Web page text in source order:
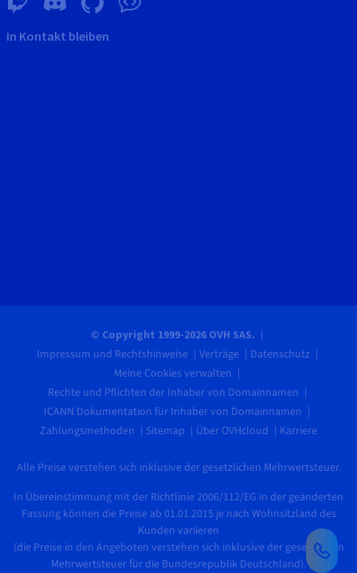
In Kontakt bleiben
© Copyright 1999-2026 OVH SAS.
Impressum und Rechtshinweise Verträge
Datenschutz
Meine Cookies verwalten
Rechte und Pflichten der Inhaber von Domainnamen
ICANN Dokumentation für Inhaber von Domainnamen
Zahlungsmethoden
Sitemap Über OVHcloud Karriere
Alle Preise verstehen sich inklusive der gesetzlichen Mehrwertsteuer.
In Übereinstimmung mit der Richtlinie 2006/112/EG in der geänderten
Fassung können die Preise ab 01.01.2015 je nach Wohnsitzland des
Kunden variieren
(die Preise in den Angeboten verstehen sich inklusive der gesetzlichen
Mehrwertsteuer für die Bundesrepublik Deutschland).